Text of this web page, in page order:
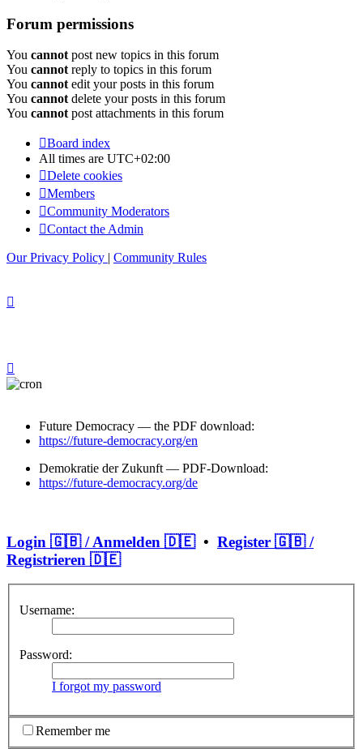
Forum permissions
You cannot post new topics in this forum
You cannot reply to topics in this forum
You cannot edit your posts in this forum
You cannot delete your posts in this forum
You cannot post attachments in this forum
Board index
All times are UTC+02:00
Delete cookies
Members
Community Moderators
Contact the Admin
Our Privacy Policy | Community Rules
Future Democracy — the PDF download:
https://future-democracy.org/en
Demokratie der Zukunft — PDF-Download:
https://future-democracy.org/de
Login 🇬🇧 / Anmelden 🇩🇪• Register 🇬🇧 /
Registrieren 🇩🇪
Username:
Password:
I forgot my password
Remember me